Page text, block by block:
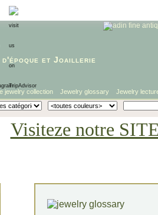
et Joaillerie
jewelry collection Jewelry glossary Jewelry
Visiteze notre